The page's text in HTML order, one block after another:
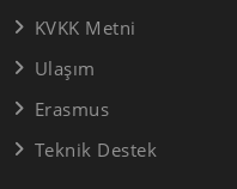
KVKK Metni
Ulaşım
Erasmus
Teknik Destek